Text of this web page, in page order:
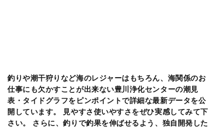
釣りや潮干狩りなど海のレジャーはもちろん、海関係のお
仕事にも欠かすことが出来ない豊川浄化センターの潮見
表・タイドグラフをピンポイントで詳細な最新データを公
開しています。 見やすさ使いやすさをぜひ実感してみて下
さい。 さらに、釣りで釣果を伸ばせるよう、独自開発した